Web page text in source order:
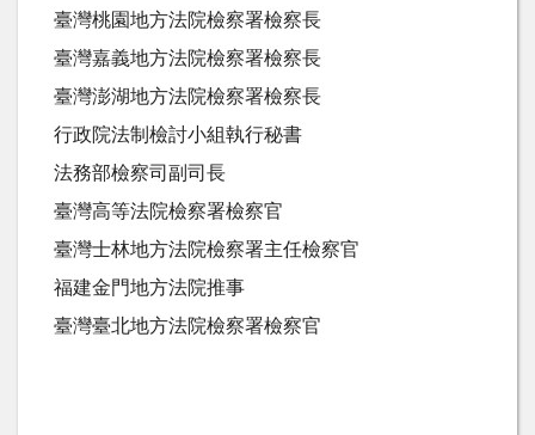
臺灣桃園地方法院檢察署檢察長
臺灣嘉義地方法院檢察署檢察長
臺灣澎湖地方法院檢察署檢察長
行政院法制檢討小組執行秘書
法務部檢察司副司長
臺灣高等法院檢察署檢察官
臺灣士林地方法院檢察署主任檢察官
福建金門地方法院推事
臺灣臺北地方法院檢察署檢察官